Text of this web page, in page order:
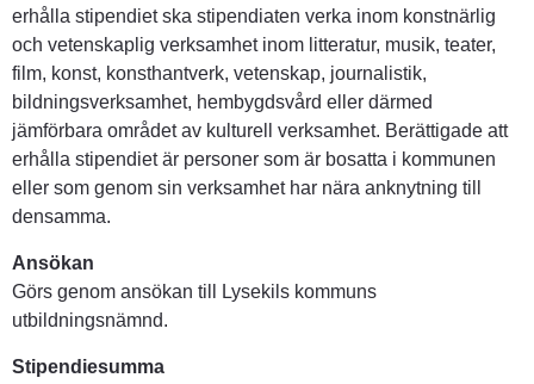
erhålla stipendiet ska stipendiaten verka inom konstnärlig
och vetenskaplig verksamhet inom litteratur, musik, teater,
film, konst, konsthantverk, vetenskap, journalistik,
bildningsverksamhet, hembygdsvård eller därmed
jämförbara området av kulturell verksamhet. Berättigade att
erhålla stipendiet är personer som är bosatta i kommunen
eller som genom sin verksamhet har nära anknytning till
densamma.
Ansökan
Görs genom ansökan till Lysekils kommuns
utbildningsnämnd.
Stipendiesumma